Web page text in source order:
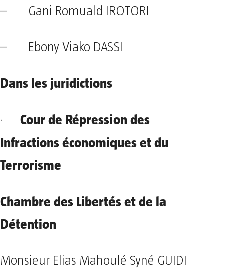
– Gani Romuald IROTORI
– Ebony Viako DASSI
Dans les juridictions
· Cour de Répression des
Infractions économiques et du
Terrorisme
Chambre des Libertés et de la
Détention
Monsieur Elias Mahoulé Syné GUIDI